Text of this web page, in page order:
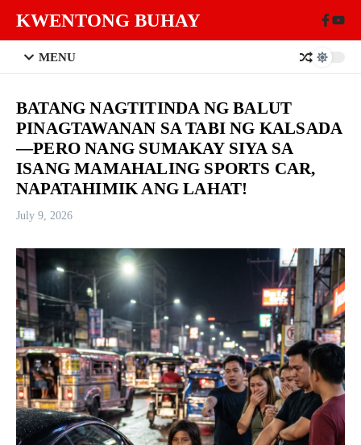
KWENTONG BUHAY
MENU
BATANG NAGTITINDA NG BALUT
PINAGTAWANAN SA TABI NG KALSADA
—PERO NANG SUMAKAY SIYA SA
ISANG MAMAHALING SPORTS CAR,
NAPATAHIMIK ANG LAHAT!
July 9, 2026